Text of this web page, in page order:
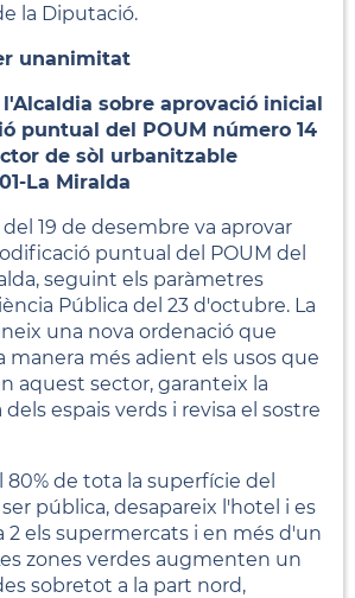
la Diputació.
unanimitat
sobre aprovació inicial
puntual del POUM número 14
de sòl urbanitzable
La Miralda
19 de desembre va aprovar
puntual del POUM del
seguint els paràmetres
Pública del 23 d'octubre. La
una nova ordenació que
manera més adient els usos que
aquest sector, garanteix la
espais verds i revisa el sostre
80% de tota la superfície del
pública, desapareix l'hotel i es
2 els supermercats i en més d'un
zones verdes augmenten un
sobretot a la part nord,